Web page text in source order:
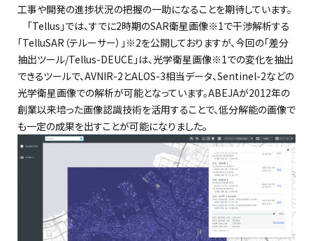
工事や開発の進捗状況の把握の一助になることを期待しています。
「Tellus」では、すでに2時期のSAR衛星画像※1で干渉解析する
「TelluSAR（テルーサー）」※2を公開しておりますが、今回の「差分
抽出ツール/Tellus-DEUCE」は、光学衛星画像※1での変化を抽出
できるツールで、AVNIR-2とALOS-3相当データ、Sentinel-2などの
光学衛星画像での解析が可能となっています。ABEJAが2012年の
創業以来培った画像認識技術を活用することで、低分解能の画像で
も一定の成果を出すことが可能になりました。